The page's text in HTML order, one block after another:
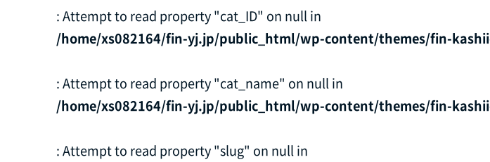
: Attempt to read property "cat_ID" on null in
/home/xs082164/fin-yj.jp/public_html/wp-content/themes/fin-
: Attempt to read property "cat_name" on null in
/home/xs082164/fin-yj.jp/public_html/wp-content/themes/fin-
: Attempt to read property "slug" on null in